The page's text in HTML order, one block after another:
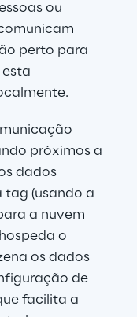
ou
perto para
próximos a
dados
(usando a
a nuvem
o
os dados
de
facilita a